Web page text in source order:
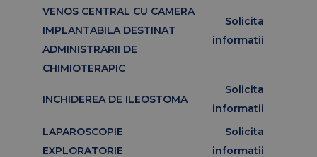
VENOS CENTRAL CU CAMERA
IMPLANTABILA DESTINAT
ADMINISTRARII DE
CHIMIOTERAPIC
Solicita
informatii
INCHIDEREA DE ILEOSTOMA
Solicita
informatii
LAPAROSCOPIE
EXPLORATORIE
Solicita
informatii